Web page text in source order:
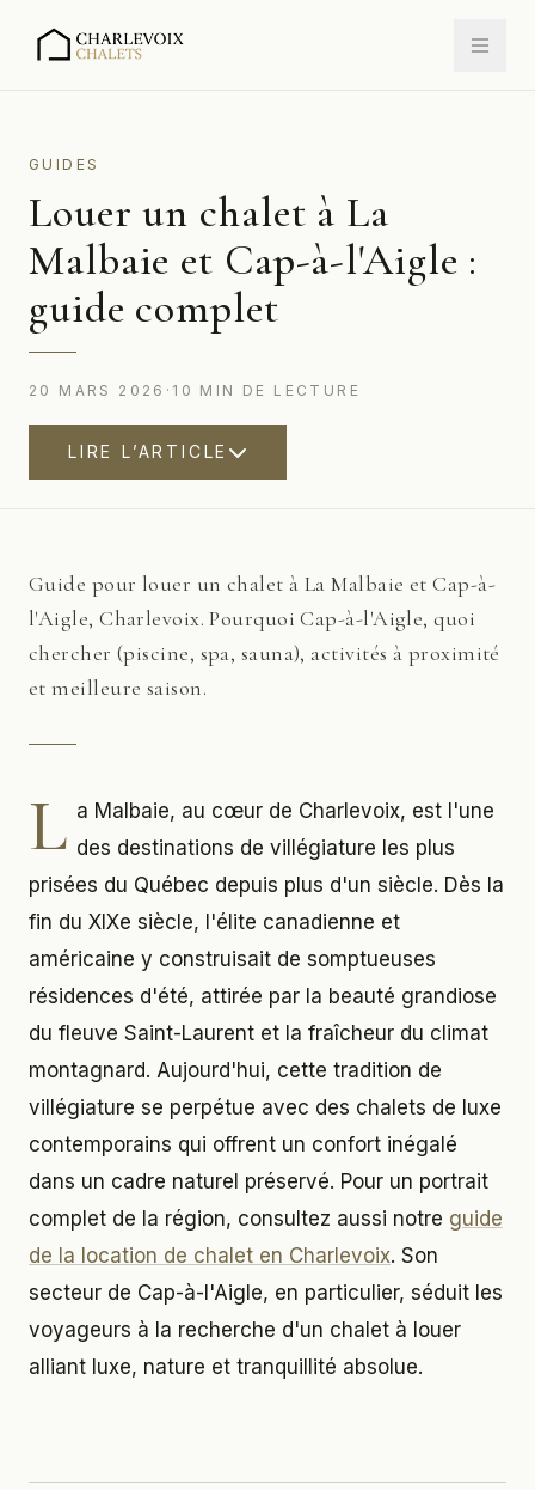
GUIDES
Louer un chalet à La
Malbaie et Cap-à-l'Aigle :
guide complet
20 MARS 2026 · 10 MIN DE LECTURE
LIRE L’ARTICLE
Guide pour louer un chalet à La Malbaie et Cap-à-
l'Aigle, Charlevoix. Pourquoi Cap-à-l'Aigle, quoi
chercher (piscine, spa, sauna), activités à proximité
et meilleure saison.
L a Malbaie, au cœur de Charlevoix, est l'une
des destinations de villégiature les plus
prisées du Québec depuis plus d'un siècle. Dès la
fin du XIXe siècle, l'élite canadienne et
américaine y construisait de somptueuses
résidences d'été, attirée par la beauté grandiose
du fleuve Saint-Laurent et la fraîcheur du climat
montagnard. Aujourd'hui, cette tradition de
villégiature se perpétue avec des chalets de luxe
contemporains qui offrent un confort inégalé
dans un cadre naturel préservé. Pour un portrait
complet de la région, consultez aussi notre guide
de la location de chalet en Charlevoix. Son
secteur de Cap-à-l'Aigle, en particulier, séduit les
voyageurs à la recherche d'un chalet à louer
alliant luxe, nature et tranquillité absolue.